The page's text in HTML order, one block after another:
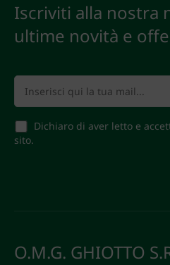
Iscriviti alla nostra
ultime novità e
Dichiaro di aver letto e
sito.
O.M.G. GHIOTTO